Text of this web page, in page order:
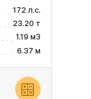
172 л.с.
23.20 т
1.19 м3
6.37 м